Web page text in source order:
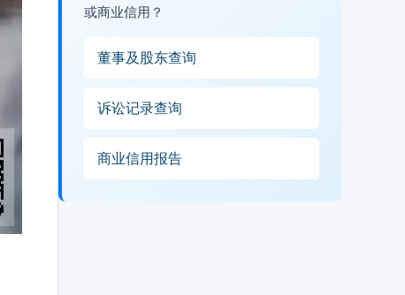
或商业信用？
董事及股东查询
诉讼记录查询
商业信用报告